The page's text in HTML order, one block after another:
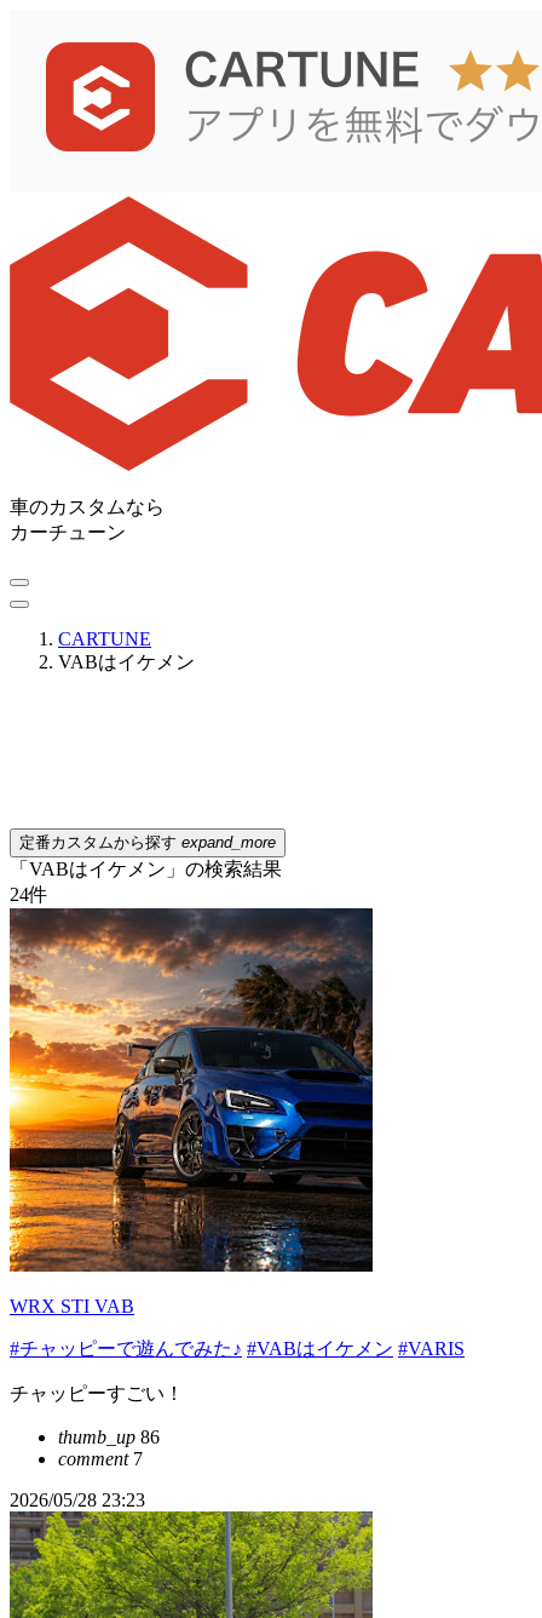
車のカスタムなら
カーチューン
CARTUNE
VABはイケメン
定番カスタムから探す expand_more
「VABはイケメン」の検索結果
24件
WRX STI VAB
#チャッピーで遊んでみた♪ #VABはイケメン #VARIS
チャッピーすごい！
thumb_up 86
comment7
2026/05/28 23:23